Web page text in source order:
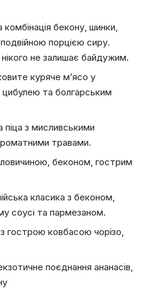
комбінація бекону, шинки,
порцією сиру.
не залишає байдужим.
куряче м’ясо у
та болгарським
піца з мисливськими
травами.
беконом, гострим
класика з беконом,
соусі та пармезаном.
з гострою ковбасою чорізо,
поєднання ананасів,